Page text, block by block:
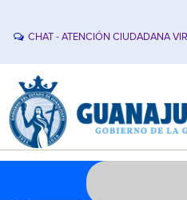
CHAT - ATENCIÓN CIUDADANA